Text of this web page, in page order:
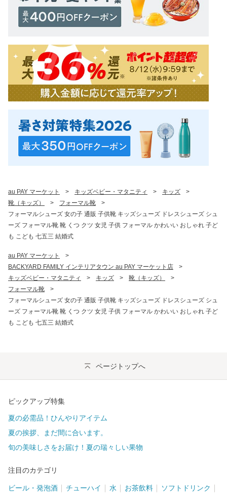
au PAY マーケット > キッズベビー・マタニティ > キッズ
>
靴（キッズ）
> フォーマル靴
>
フォーマルシューズ 女の子 通販 子供靴 キッズシューズ ドレスシューズ シュ
ーズ フォーマル靴 靴 くつ クツ 女児 子供 フォーマル かわいい おしゃれ 子ど
も こども 七五三 結婚式
au PAY マーケット
>
BACKYARD FAMILY インテリアタウン au PAY マーケット店
>
キッズベビー・マタニティ
> キッズ > 靴（キッズ）
>
フォーマル靴
>
フォーマルシューズ 女の子 通販 子供靴 キッズシューズ ドレスシューズ シュ
ーズ フォーマル靴 靴 くつ クツ 女児 子供 フォーマル かわいい おしゃれ 子ど
も こども 七五三 結婚式
ページトップへ
ピックアップ特集
夏の必需品！ひんやりアイテム
夏の挨拶、まだ間に合います。
旬の美味しさをお届け！夏の瑞々しい果物
注目のカテゴリ
ビール・発泡酒 チューハイ 水 お茶飲料 ソフトドリンク